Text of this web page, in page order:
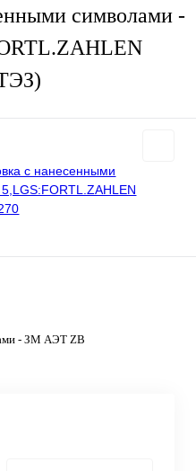
символами -
- ЗМ АЭТ ZB